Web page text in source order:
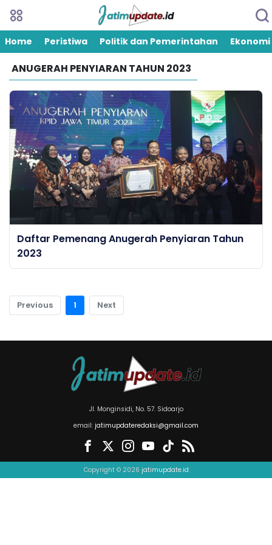
Home Peristiwa Politik dan Pemerintahan Ekonomi
ANUGERAH PENYIARAN TAHUN 2023
Daftar Pemenang Anugerah Penyiaran Tahun
2023
Previous 1 Next
Jl. Monginsidi, No. 57. Sidoarjo
email: jatimupdateredaksi@gmail.com
Copyright © 2026 jatimupdate.id